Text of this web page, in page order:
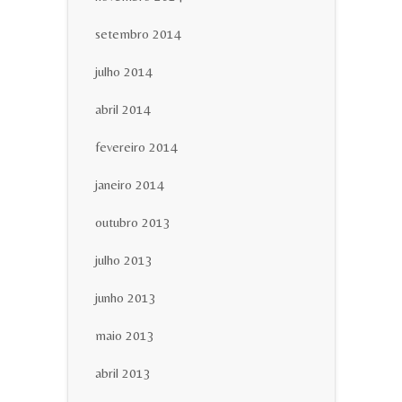
setembro 2014
julho 2014
abril 2014
fevereiro 2014
janeiro 2014
outubro 2013
julho 2013
junho 2013
maio 2013
abril 2013